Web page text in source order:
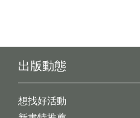
出版動態
想找好活動